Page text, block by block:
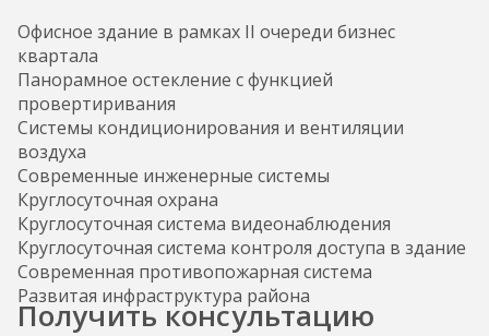
Офисное здание в рамках II очереди бизнес
квартала
Панорамное остекление с функцией
провертиривания
Системы кондиционирования и вентиляции
воздуха
Современные инженерные системы
Круглосуточная охрана
Круглосуточная система видеонаблюдения
Круглосуточная система контроля доступа в здание
Современная противопожарная система
Развитая инфраструктура района
Получить консультацию